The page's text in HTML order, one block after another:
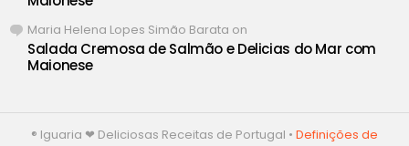
Maria Helena Lopes Simão Barata on
Salada Cremosa de Salmão e Delicias do Mar com
Maionese
® Iguaria ❤ Deliciosas Receitas de Portugal • Definições de